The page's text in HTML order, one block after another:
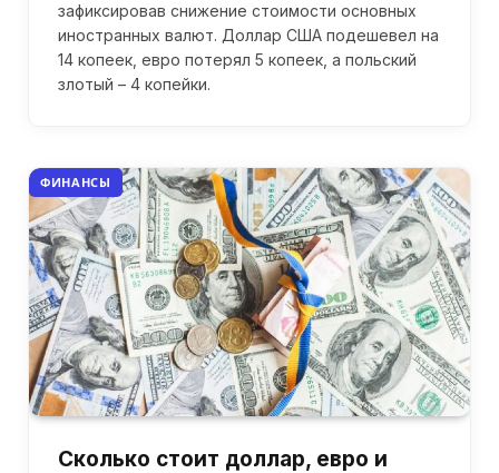
зафиксировав снижение стоимости основных
иностранных валют. Доллар США подешевел на
14 копеек, евро потерял 5 копеек, а польский
злотый – 4 копейки.
ФИНАНСЫ
Сколько стоит доллар, евро и